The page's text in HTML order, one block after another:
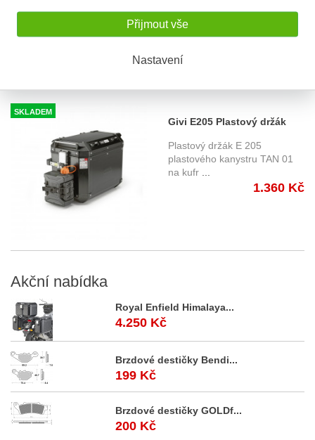
Přijmout vše
Nastavení
doobjednat držák E148
Rozměry: 170x235x95mm
S tímto výrobkem si ostatní také
SKLADEM
Givi E205 Plastový držák
kanystru Givi TAN01 pro
kufry Trekker Outback
Plastový držák E 205
plastového kanystru TAN 01
na kufr
1.360 Kč
Akční nabídka
Royal Enfield Himalaya...
4.250 Kč
Brzdové destičky Bendi...
199 Kč
Brzdové destičky GOLDf...
200 Kč